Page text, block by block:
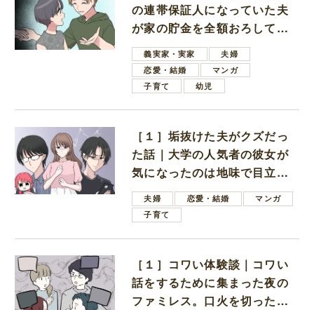
の連帯保証人になっていた夫
が家の貯金を全額おろしてほ
しいと言ってきた
義実家・実家
夫婦
恋愛・結婚
マンガ
子育て
幼児
［１］垢抜けた夫がクズだっ
た話｜大学の人気者の彼女が
気になったのは地味で目立た
ない男子学生
夫婦 恋愛・結婚
マンガ
子育て
［１］コワい体験談｜コワい
話をするために集まった夜の
ファミレス。口火を切ったの